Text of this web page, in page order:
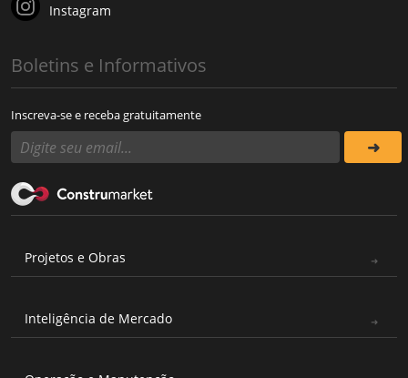
Instagram
Boletins e Informativos
Inscreva-se e receba gratuitamente
Projetos e Obras
Inteligência de Mercado